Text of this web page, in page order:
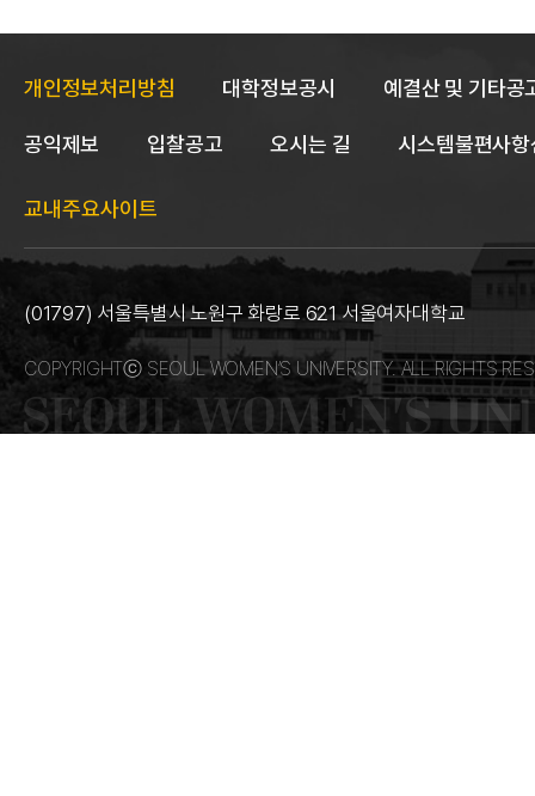
개인정보처리방침 대학정보공시 예결산 및 기타공
공익제보 입찰공고 오시는 길 시스템불편사
교내주요사이트
(01797) 서울특별시 노원구 화랑로 621 서울여자대학교
COPYRIGHTⓒ SEOUL WOMEN’S UNIVERSITY. ALL RIGHTS